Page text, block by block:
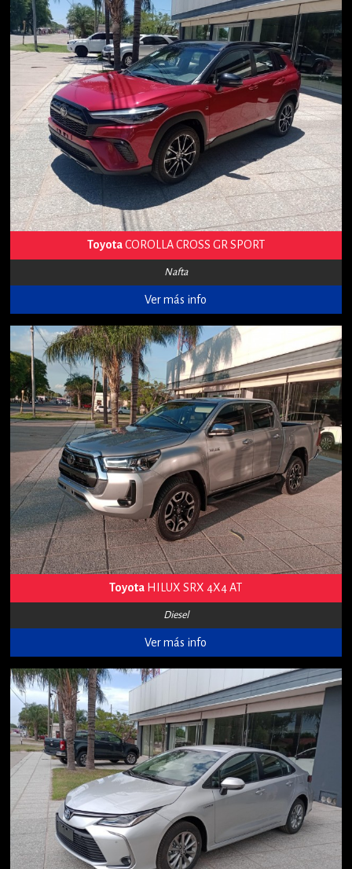
ToyotaCOROLLA CROSS GR SPORT
Nafta
Ver más info
Toyota HILUX SRX 4X4 AT
Diesel
Ver más info